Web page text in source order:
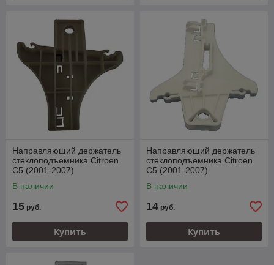
Направляющий держатель
стеклоподъемника Citroen
C5 (2001-2007)
В наличии
15 руб.
Купить
Направляющий держатель
стеклоподъемника Citroen
C5 (2001-2007)
В наличии
14 руб.
Купить